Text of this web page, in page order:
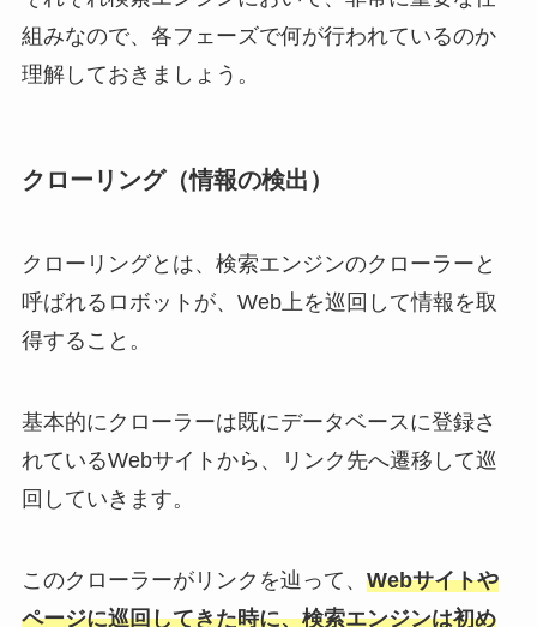
組みなので、各フェーズで何が行われているのか
理解しておきましょう。
クローリング（情報の検出）
クローリングとは、検索エンジンのクローラーと
呼ばれるロボットが、Web上を巡回して情報を取
得すること。
基本的にクローラーは既にデータベースに登録さ
れているWebサイトから、リンク先へ遷移して巡
回していきます。
このクローラーがリンクを辿って、 Webサイトや
ページに巡回してきた時に、検索エンジンは初め